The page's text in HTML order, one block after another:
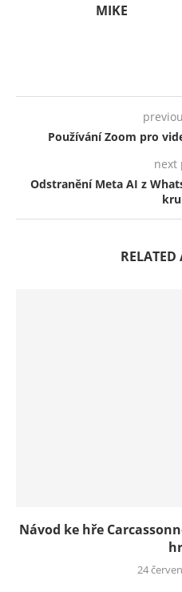
MIKE
Používání Zoom pro
next
Odstranění Meta AI z
RELATED
Návod ke hře
24